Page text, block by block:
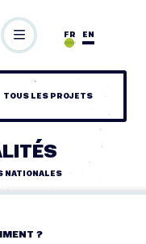
EN
FR
TOUS LES PROJETS
NATIONALES
?